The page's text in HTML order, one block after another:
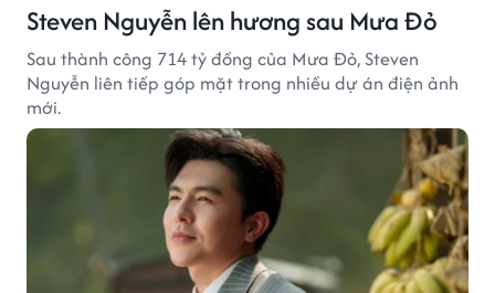
Steven Nguyễn lên hương sau Mưa Đỏ
Sau thành công 714 tỷ đồng của Mưa Đỏ, Steven
Nguyễn liên tiếp góp mặt trong nhiều dự án điện ảnh
mới.